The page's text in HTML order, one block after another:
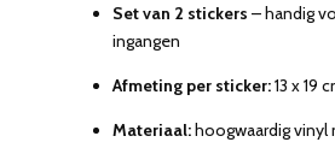
Set van 2 stickers – handig
ingangen
Afmeting per sticker:13 x 19
Materiaal:hoogwaardig